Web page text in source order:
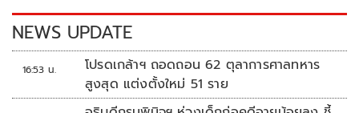
k k
NEWS UPDATE
16:53 น.
โปรดเกล้าฯ ถอดถอน 62 ตุลาการศาลทหาร
สูงสุด แต่งตั้งใหม่ 51 ราย